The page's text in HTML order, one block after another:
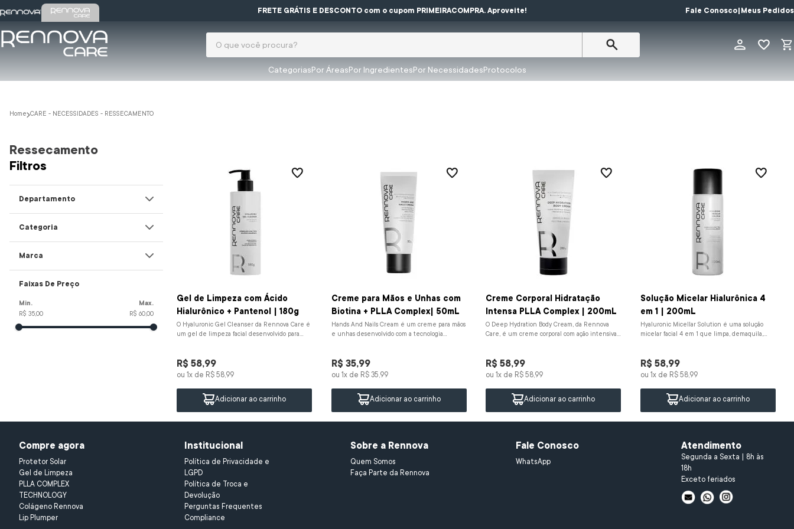
FRETE GRÁTIS E DESCONTO com o cupom PRIMEIRACOMPRA. Aproveite! Fale Conosco| Meus Pedidos
O que você procura?
CategoriasPor ÁreasPor IngredientesPor NecessidadesProtocolos
CARE - NECESSIDADES - RESSECAMENTO
Ressecamento
Filtros
Departamento
Categoria
Marca
Faixas De Preço
R$ 35,00 R$ 60,00
Gel de Limpeza com Ácido
Hialurônico + Pantenol | 180g
O Hyaluronic Gel Cleanser da Rennova Care é
um gel de limpeza facial desenvolvido para
R$ 58,99
ou 1x de R$ 58,99
Adicionar ao carrinho
Creme para Mãos e Unhas com
Biotina + PLLA Complex| 50mL
Hands And Nails Cream é um creme para mãos
e unhas desenvolvido com a tecnologia
R$ 35,99
ou 1x de R$ 35,99
Adicionar ao carrinho
Creme Corporal Hidratação
Intensa PLLA Complex | 200mL
O Deep Hydration Body Cream, da Rennova
Care, é um creme corporal com ação intensiva
R$ 58,99
ou 1x de R$ 58,99
Adicionar ao carrinho
Solução Micelar Hialurônica 4
em 1 | 200mL
Hyaluronic Micellar Solution é uma solução
micelar facial 4 em 1 que limpa, demaquila,
R$ 58,99
ou 1x de R$ 58,99
Adicionar ao carrinho
Compre agora
Protetor Solar
Gel de Limpeza
PLLA COMPLEX
TECHNOLOGY
Colágeno Rennova
Lip Plumper
Institucional
Política de Privacidade e
LGPD
Política de Troca e
Devolução
Perguntas Frequentes
Compliance
Sobre a Rennova
Quem Somos
Faça Parte da Rennova
Fale Conosco
WhatsApp
Atendimento
Segunda a Sexta | 8h às
18h
Exceto feriados
Termos mais buscados
serum
espuma limpeza
bruma
sabonete
gel limpeza